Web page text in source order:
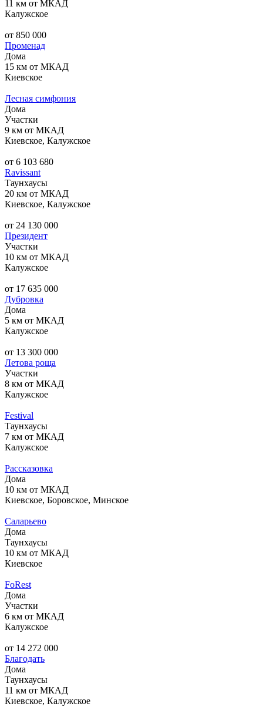
11 км от МКАД
Калужское
от 850 000
Променад
Дома
15 км от МКАД
Киевское
Лесная симфония
Дома
Участки
9 км от МКАД
Киевское, Калужское
от 6 103 680
Ravissant
Таунхаусы
20 км от МКАД
Киевское, Калужское
от 24 130 000
Президент
Участки
10 км от МКАД
Калужское
от 17 635 000
Дубровка
Дома
5 км от МКАД
Калужское
от 13 300 000
Летова роща
Участки
8 км от МКАД
Калужское
Festival
Таунхаусы
7 км от МКАД
Калужское
Рассказовка
Дома
10 км от МКАД
Киевское, Боровское, Минское
Саларьево
Дома
Таунхаусы
10 км от МКАД
Киевское
FoRest
Дома
Участки
6 км от МКАД
Калужское
от 14 272 000
Благодать
Дома
Таунхаусы
11 км от МКАД
Киевское, Калужское